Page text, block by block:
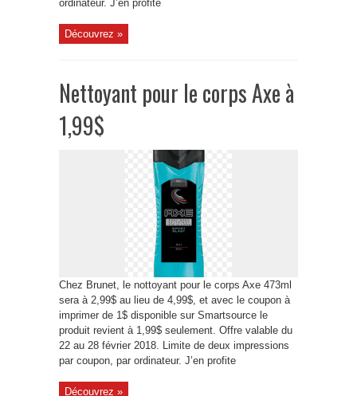
ordinateur. J’en profite
Découvrez »
Nettoyant pour le corps Axe à
1,99$
Chez Brunet, le nottoyant pour le corps Axe 473ml
sera à 2,99$ au lieu de 4,99$, et avec le coupon à
imprimer de 1$ disponible sur Smartsource le
produit revient à 1,99$ seulement. Offre valable du
22 au 28 février 2018. Limite de deux impressions
par coupon, par ordinateur. J’en profite
Découvrez »